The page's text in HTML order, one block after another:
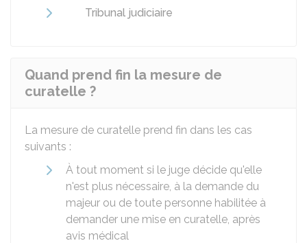
Tribunal judiciaire
Quand prend fin la mesure de
curatelle ?
La mesure de curatelle prend fin dans les cas
suivants :
À tout moment si le juge décide qu'elle
n'est plus nécessaire, à la demande du
majeur ou de toute personne habilitée à
demander une mise en curatelle, après
avis médical